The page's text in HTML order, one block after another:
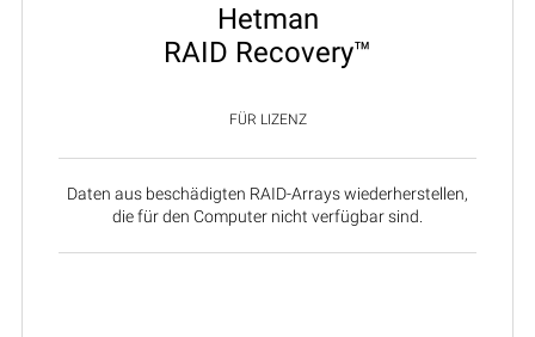
Hetman
RAID Recovery™
FÜR LIZENZ
Daten aus beschädigten RAID-Arrays wiederherstellen,
die für den Computer nicht verfügbar sind.